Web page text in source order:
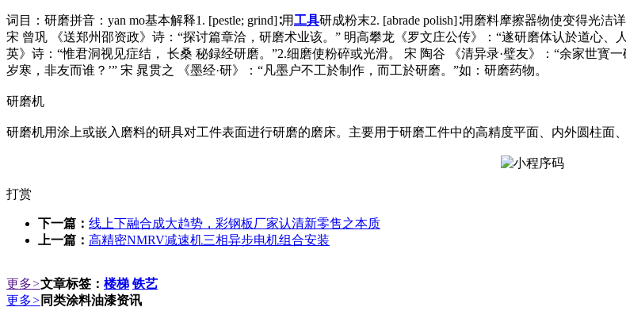
词目：研磨拼音：yan mo基本解释1. [pestle; grind]∶用工具研成粉末2. [abrade polish]∶用磨料摩擦器物使变得光
宋 曾巩 《送郑州邵资政》诗：“探讨篇章洽，研磨术业该。” 明高攀龙《罗文庄公传》：“遂研磨体认於道心
英》诗：“惟君洞视见症结， 长桑 秘録经研磨。”2.细磨使粉碎或光滑。 宋 陶谷 《清异录·璧友》：“余家世
岁寒，非友而谁？’” 宋 晁贯之 《墨经·研》：“凡墨户不工於制作，而工於研磨。”如：研磨药物。
研磨机
研磨机用涂上或嵌入磨料的研具对工件表面进行研磨的磨床。主要用于研磨工件中的高精度平面、内外圆柱面
打赏
下一篇： 线上下融合成大趋势，彩钢板厂家认清新零售之本质
上一篇： 高精密NMRV减速机三相异步电机组合安装
更多>文章标签： 楼梯 铁艺
更多> 同类涂料油漆资讯